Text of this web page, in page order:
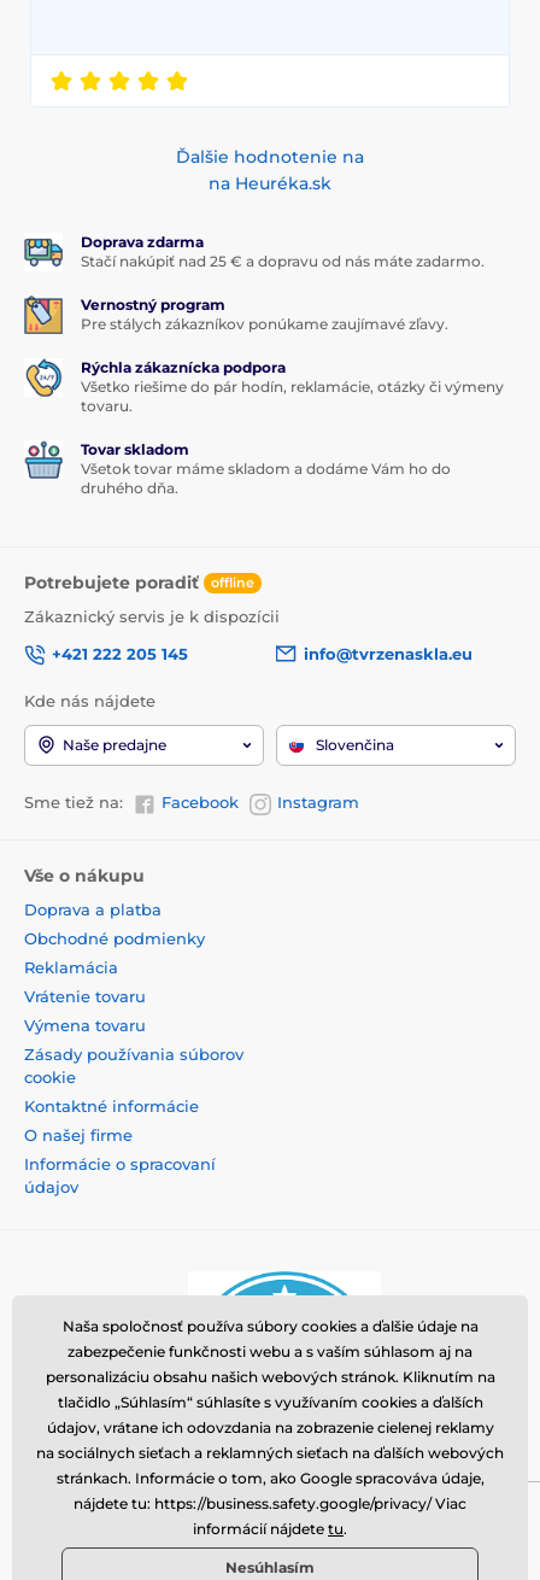
Ďalšie hodnotenie na
na Heuréka.sk
Doprava zdarma
Stačí nakúpiť nad 25 € a dopravu od nás máte zadarmo.
Vernostný program
Pre stálych zákazníkov ponúkame zaujímavé zľavy.
Rýchla zákaznícka podpora
Všetko riešime do pár hodín, reklamácie, otázky či výmeny
tovaru.
Tovar skladom
Všetok tovar máme skladom a dodáme Vám ho do
druhého dňa.
Potrebujete poradiť offline
Zákaznický servis je k dispozícii
+421 222 205 145
info@tvrzenaskla.eu
Kde nás nájdete
Naše predajne Slovenčina
Sme tiež na: Facebook Instagram
Vše o nákupu
Doprava a platba
Obchodné podmienky
Reklamácia
Vrátenie tovaru
Výmena tovaru
Zásady používania súborov
cookie
Kontaktné informácie
O našej firme
Informácie o spracovaní
údajov
Momanio s.r.o., Okružní 361/14, 74718, Píšť, Česká
republika, VAT: CZ09604707, info@tvrzenaskla.eu,
Naša spoločnosť používa súbory cookies a ďalšie údaje na
zabezpečenie funkčnosti webu a s vaším súhlasom aj na
personalizáciu obsahu našich webových stránok. Kliknutím na
tlačidlo „Súhlasím“ súhlasíte s využívaním cookies a ďalších
údajov, vrátane ich odovzdania na zobrazenie cielenej reklamy
na sociálnych sieťach a reklamných sieťach na ďalších webových
stránkach. Informácie o tom, ako Google spracováva údaje,
nájdete tu: https://business.safety.google/privacy/ Viac
informácií nájdete tu.
Nesúhlasím